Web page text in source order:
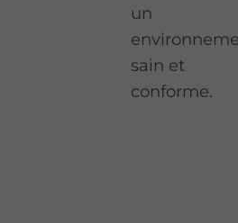
un
sain et
conforme.